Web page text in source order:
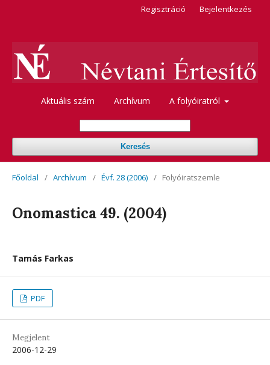
Aktuális szám Archívum A folyóiratról
Keresés
Regisztráció Bejelentkezés
Főoldal / Archívum / Évf. 28 (2006) / Folyóiratszemle
Onomastica 49. (2004)
Tamás Farkas
PDF
Megjelent
2006-12-29